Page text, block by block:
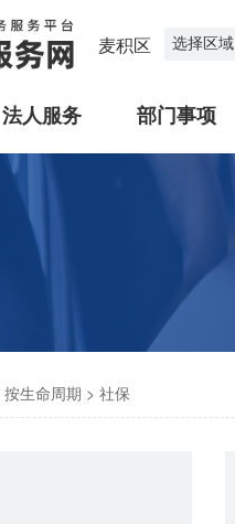
麦积区 选择区域
法人服务 部门事项
按生命周期 > 社保